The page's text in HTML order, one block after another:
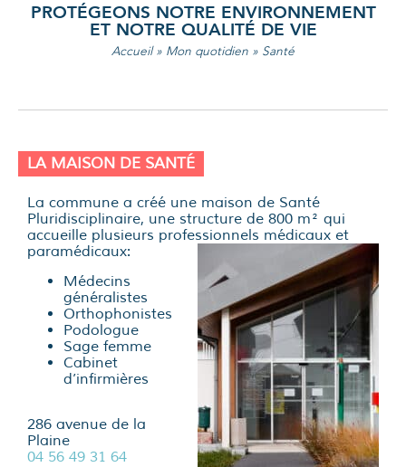
PROTÉGEONS NOTRE ENVIRONNEMENT
ET NOTRE QUALITÉ DE VIE
Accueil» Mon quotidien » Santé
LA MAISON DE SANTÉ
La commune a créé une maison de Santé
Pluridisciplinaire, une structure de 800 m² qui
accueille plusieurs professionnels médicaux et
paramédicaux:
Médecins
généralistes
Orthophonistes
Podologue
Sage femme
Cabinet
d’infirmières
286 avenue de la
Plaine
04 56 49 31 64